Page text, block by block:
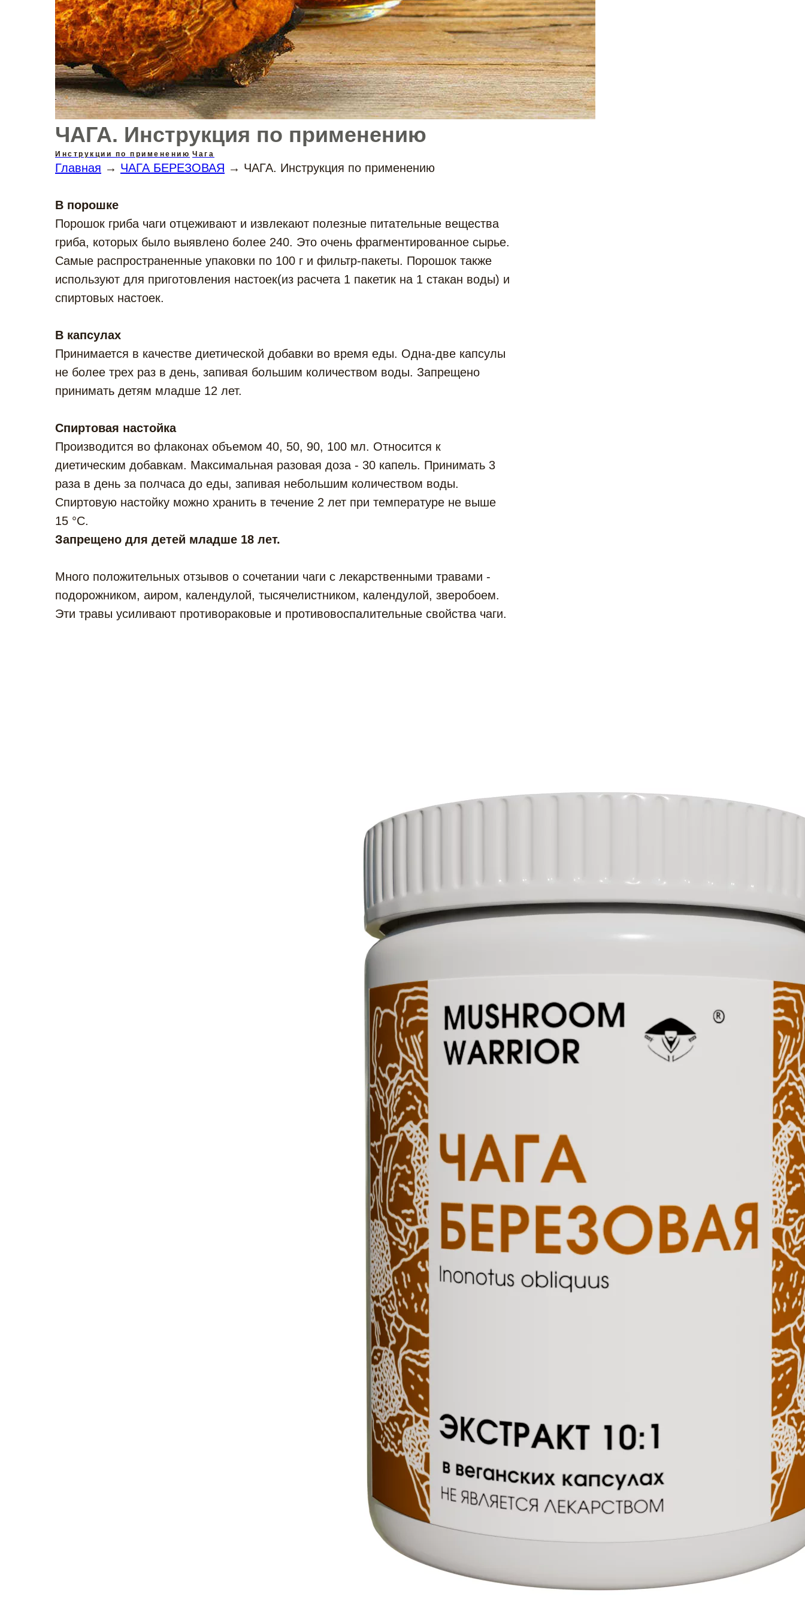
ЧАГА. Инструкция по применению
Инструкции по применению Чага
Главная → ЧАГА БЕРЕЗОВАЯ → ЧАГА. Инструкция по применению
В порошке
Порошок гриба чаги отцеживают и извлекают полезные питательные вещества
гриба, которых было выявлено более 240. Это очень фрагментированное сырье.
Самые распространенные упаковки по 100 г и фильтр-пакеты. Порошок также
используют для приготовления настоек(из расчета 1 пакетик на 1 стакан воды) и
спиртовых настоек.
В капсулах
Принимается в качестве диетической добавки во время еды. Одна-две капсулы
не более трех раз в день, запивая большим количеством воды. Запрещено
принимать детям младше 12 лет.
Спиртовая настойка
Производится во флаконах объемом 40, 50, 90, 100 мл. Относится к
диетическим добавкам. Максимальная разовая доза - 30 капель. Принимать 3
раза в день за полчаса до еды, запивая небольшим количеством воды.
Спиртовую настойку можно хранить в течение 2 лет при температуре не выше
15 °С.
Запрещено для детей младше 18 лет.
Много положительных отзывов о сочетании чаги с лекарственными травами -
подорожником, аиром, календулой, тысячелистником, календулой, зверобоем.
Эти травы усиливают противораковые и противовоспалительные свойства чаги.